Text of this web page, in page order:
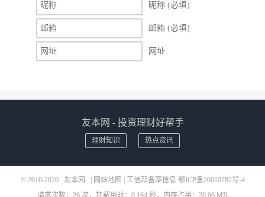
昵称 (必填)
邮箱 (必填)
网址
友本网 - 投资理财好帮手
理财知识 热点资讯
© 2010-2026 友本网 网站地图 | 工信部备案信息:鄂ICP备20010782号-4
请求次数：26 次，加载用时：0.164 秒，内存占用：28.06 MB